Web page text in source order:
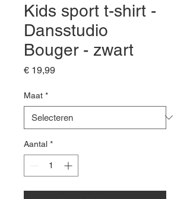
Kids sport t-shirt -
Dansstudio
Bouger - zwart
€ 19,99Prijs
Maat *
Aantal *